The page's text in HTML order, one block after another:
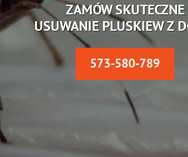
ZAMÓW SKUTECZNE
USUWANIE PLUSKIEW Z
573-580-789